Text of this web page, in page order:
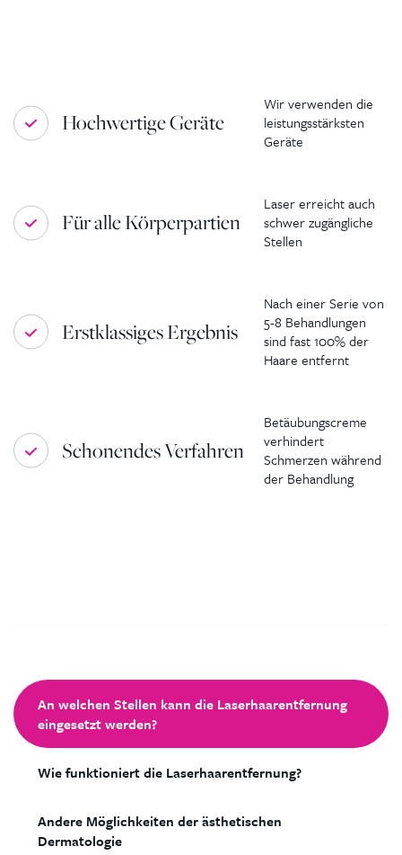
Hochwertige Geräte
Wir verwenden die
leistungsstärksten
Geräte
Für alle Körperpartien
Laser erreicht auch
schwer zugängliche
Stellen
Erstklassiges Ergebnis
Nach einer Serie von
5-8 Behandlungen
sind fast 100% der
Haare entfernt
Schonendes Verfahren
Betäubungscreme
verhindert
Schmerzen während
der Behandlung
An welchen Stellen kann die Laserhaarentfernung
eingesetzt werden?
Wie funktioniert die Laserhaarentfernung?
Andere Möglichkeiten der ästhetischen
Dermatologie